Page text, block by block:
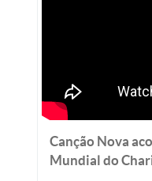
Canção Nova
Mundial do